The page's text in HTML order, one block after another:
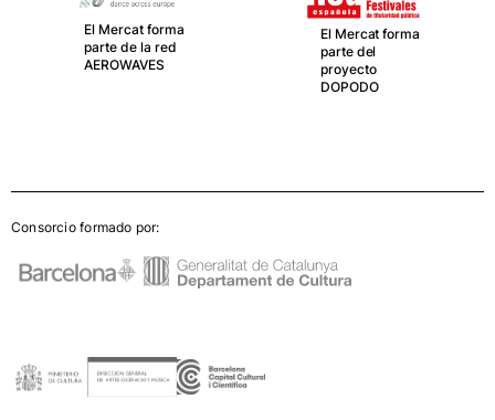
El Mercat forma
parte de la red
AEROWAVES
El Mercat forma
parte del
proyecto
DOPODO
Consorcio formado por: